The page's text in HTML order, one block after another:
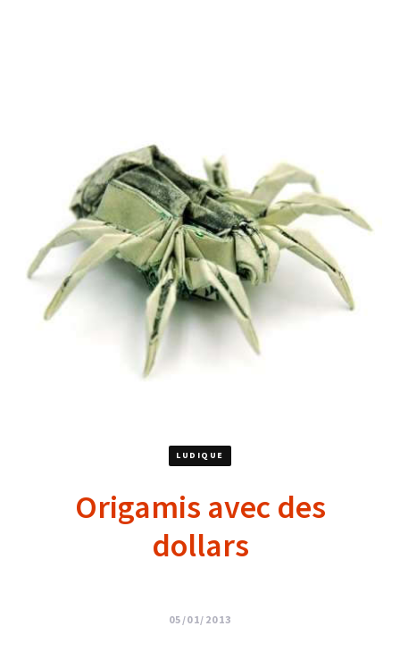
LUDIQUE
Origamis avec des
dollars
05/01/2013